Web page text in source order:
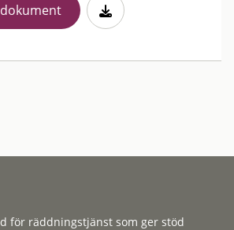
för räddningstjänst som ger stöd